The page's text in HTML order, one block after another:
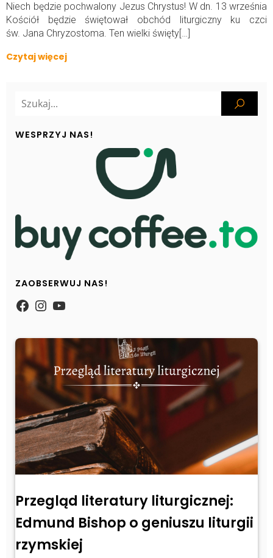
Niech będzie pochwalony Jezus Chrystus! W dn. 13 września
Kościół będzie świętował obchód liturgiczny ku czci
św. Jana Chryzostoma. Ten wielki święty[…]
Czytaj więcej
WESPRZYJ NAS!
ZAOBSERWUJ NAS!
https://www.facebook.com/
Instagram
YouTube
Przegląd literatury liturgicznej:
Edmund Bishop o geniuszu liturgii
rzymskiej